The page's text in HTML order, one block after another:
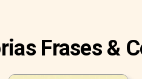
Frases &